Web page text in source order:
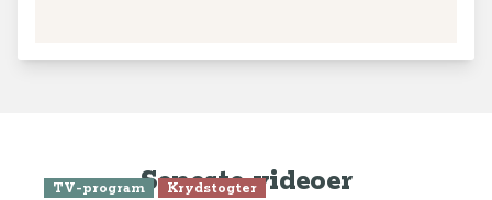
Seneste videoer
TV-program Krydstogter